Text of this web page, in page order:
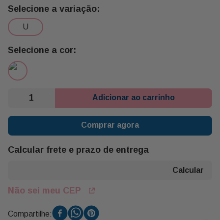
u
Adicionar ao carrinho
Comprar agora
Calcular frete e prazo de entrega
Não sei meu CEP
Compartilhe: